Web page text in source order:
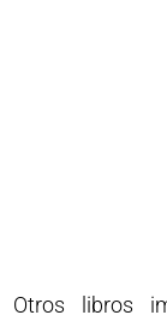
Otros libros